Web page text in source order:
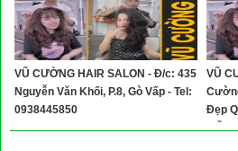
VŨ CƯỜNG HAIR SALON - Đ/c: 435
Nguyễn Văn Khối, P.8, Gò Vấp - Tel:
0938445850
VŨ
Đẹp
Viễn,